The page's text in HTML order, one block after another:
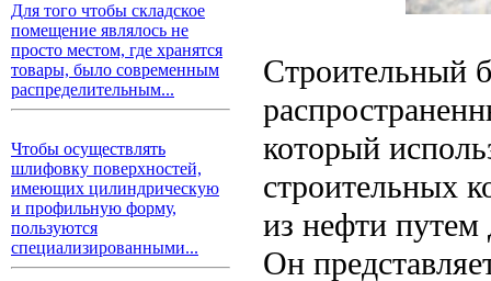
Для того чтобы складское
помещение являлось не
просто местом, где хранятся
товары, было современным
распределительным...
Чтобы осуществлять
шлифовку поверхностей,
имеющих цилиндрическую
и профильную форму,
пользуются
специализированными...
Строительный
который
строительных
из нефти путем
Он